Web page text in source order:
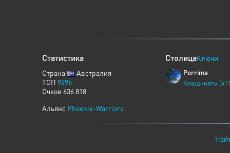
Статистика
Страна
Австралия
ТОП 9296
Очков 636 818
Альянс Phoenix-Warriors
СтолицаКлючи
Porrima
Координаты